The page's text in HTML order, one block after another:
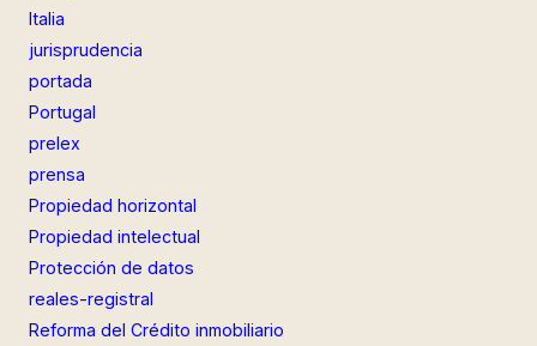
Italia
jurisprudencia
portada
Portugal
prelex
prensa
Propiedad horizontal
Propiedad intelectual
Protección de datos
reales-registral
Reforma del Crédito inmobiliario